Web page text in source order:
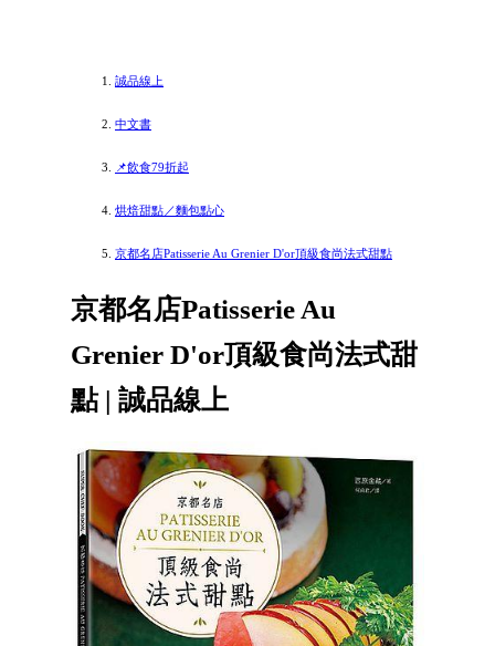
誠品線上
中文書
📌飲食79折起
烘焙甜點／麵包點心
京都名店Patisserie Au Grenier D'or頂級食尚法式甜點
京都名店Patisserie Au
Grenier D'or頂級食尚法式甜
點 | 誠品線上